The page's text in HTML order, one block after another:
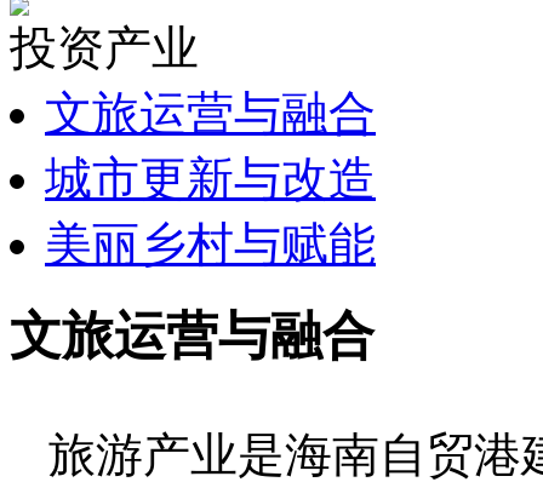
投资产业
文旅运营与融合
城市更新与改造
美丽乡村与赋能
文旅运营与融合
旅游产业是海南自贸港